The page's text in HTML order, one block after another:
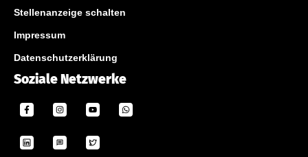
Stellenanzeige schalten
Impressum
Datenschutzerklärung
Soziale Netzwerke